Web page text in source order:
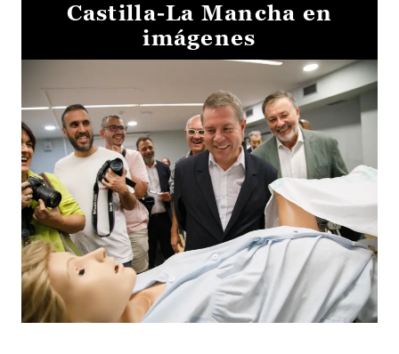
Castilla-La Mancha en
imágenes